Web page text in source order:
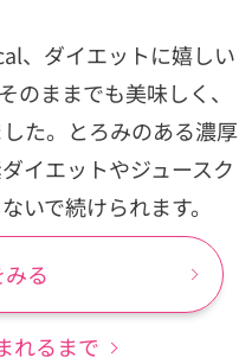
、ダイエットに嬉しい
のままでも美味しく、
た。とろみのある濃厚
イエットやジュースク
いで続けられます。
る
れるまで